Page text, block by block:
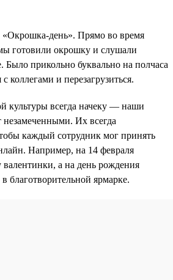
«Окрошка-день». Прямо во время
готовили окрошку и слушали
Было прикольно буквально на полчаса
коллегами и перезагрузиться.
культуры всегда начеку — наши
незамеченными. Их всегда
каждый сотрудник мог принять
Например, на 14 февраля
а на день рождения
благотворительной ярмарке.